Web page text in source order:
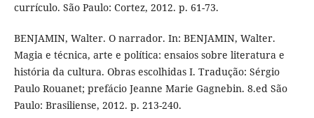
currículo. São Paulo: Cortez, 2012. p. 61-73.
BENJAMIN, Walter. O narrador. In: BENJAMIN, Walter.
Magia e técnica, arte e política: ensaios sobre literatura e
história da cultura. Obras escolhidas I. Tradução: Sérgio
Paulo Rouanet; prefácio Jeanne Marie Gagnebin. 8.ed São
Paulo: Brasiliense, 2012. p. 213-240.